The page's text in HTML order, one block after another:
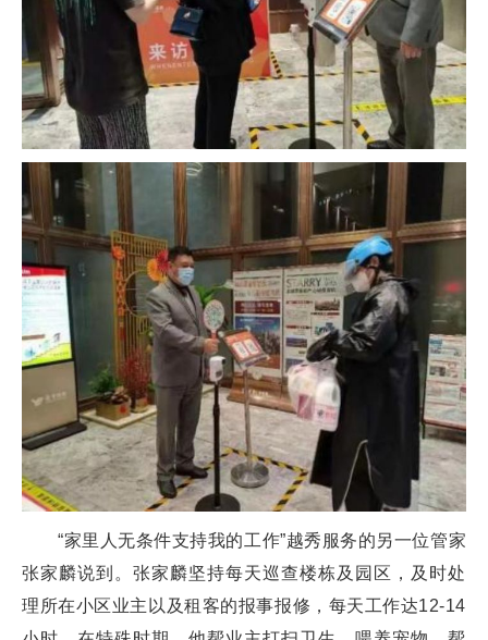
“家里人无条件支持我的工作”越秀服务的另一位管家
张家麟说到。张家麟坚持每天巡查楼栋及园区，及时处
理所在小区业主以及租客的报事报修，每天工作达12-14